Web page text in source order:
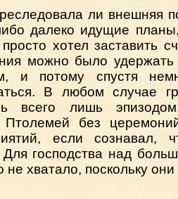
ли внешняя
далеко идущие
хотел заставить
можно было
и потому спустя
В любом случае
всего лишь
Птолемей без
если
господства над
не хватало, поскольку